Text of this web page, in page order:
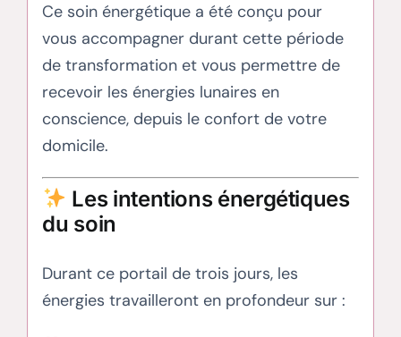
Ce soin énergétique a été conçu pour
vous accompagner durant cette période
de transformation et vous permettre de
recevoir les énergies lunaires en
conscience, depuis le confort de votre
domicile.
Les intentions énergétiques
du soin
Durant ce portail de trois jours, les
énergies travailleront en profondeur sur :